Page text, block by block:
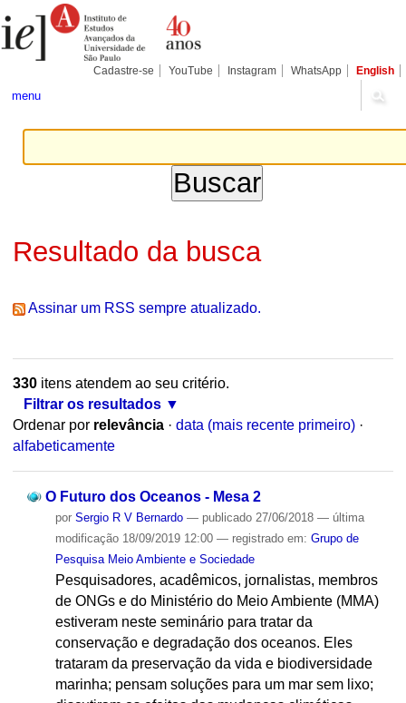
para
conteúdo.
Pessoais
Cadastre-se YouTube Instagram WhatsApp English
menu
Resultado da busca
Assinar um RSS sempre atualizado.
330itens atendem ao seu critério.
Filtrar os resultados
Ordenar por relevância · data (mais recente primeiro) ·
alfabeticamente
O Futuro dos Oceanos - Mesa 2
por Sergio R V Bernardo — publicado27/06/2018 — última
modificação18/09/2019 12:00 — registrado em: Grupo de
Pesquisa Meio Ambiente e Sociedade
Pesquisadores, acadêmicos, jornalistas, membros
de ONGs e do Ministério do Meio Ambiente (MMA)
estiveram neste seminário para tratar da
conservação e degradação dos oceanos. Eles
trataram da preservação da vida e biodiversidade
marinha; pensam soluções para um mar sem lixo;